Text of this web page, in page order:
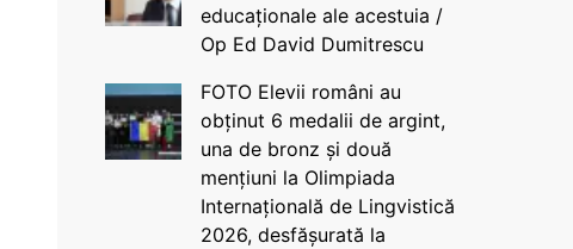
educaționale ale acestuia /
Op Ed David Dumitrescu
FOTO Elevii români au
obținut 6 medalii de argint,
una de bronz și două
mențiuni la Olimpiada
Internațională de Lingvistică
2026, desfășurată la